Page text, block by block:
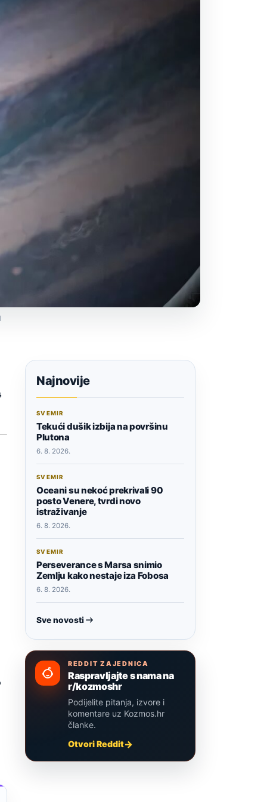
Najnovije
SVEMIR
Tekući dušik izbija na površinu
Plutona
6. 8. 2026.
SVEMIR
Oceani su nekoć prekrivali 90
posto Venere, tvrdi novo
istraživanje
6. 8. 2026.
SVEMIR
Perseverance s Marsa snimio
Zemlju kako nestaje iza Fobosa
6. 8. 2026.
Sve novosti
REDDIT ZAJEDNICA
Raspravljajte s nama na
r/kozmoshr
Podijelite pitanja, izvore i
komentare uz Kozmos.hr
članke.
Otvori Reddit